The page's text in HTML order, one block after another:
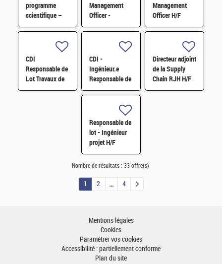
programme
scientifique –
Systèmes
architecture de
calcul - CDI-
Paris-Saclay
H/F
Management
Officer -
Référent Cost
Management
Officer H/F
CDI
Responsable de
Lot Travaux de
Démantèlement
CDI -
Ingénieur.e
Responsable de
Lot traitement
filière immédiate
H/F
Directeur adjoint
de la Supply
Chain RJH H/F
Responsable de
lot - Ingénieur
projet H/F
Nombre de résultats : 33 offre(s)
1 2 4
Mentions légales
Cookies
Paramétrer vos cookies
Accessibilité : partiellement conforme
Plan du site